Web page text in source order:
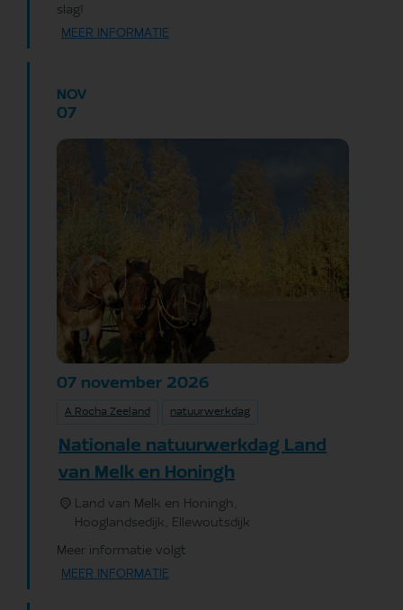
slag!
MEER INFORMATIE
NOV
07
07 november 2026
A Rocha Zeeland natuurwerkdag
Nationale natuurwerkdag Land
van Melk en Honingh
Land van Melk en Honingh,
Hooglandsedijk, Ellewoutsdijk
Meer informatie volgt
MEER INFORMATIE